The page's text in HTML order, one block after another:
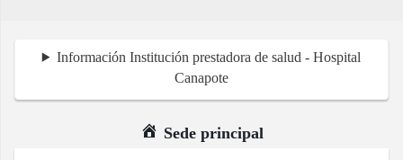
Información Institución prestadora de salud - Hospital
Canapote
Sede principal